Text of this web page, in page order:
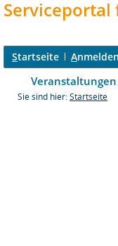
Serviceportal
Startseite Anmelden
Veranstaltungen
Sie sind hier: Startseite